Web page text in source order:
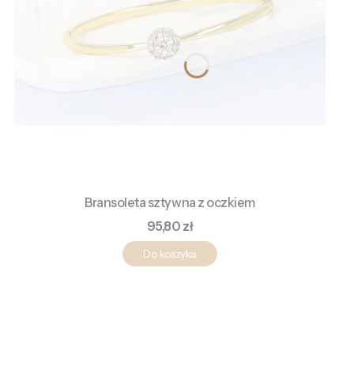
Bransoleta sztywna z oczkiem
Cena
95,80 zł
Do koszyka